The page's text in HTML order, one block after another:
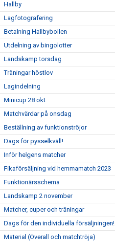
Hallby
Lagfotografering
Betalning Hallbybollen
Utdelning av bingolotter
Landskamp torsdag
Träningar höstlov
Lagindelning
Minicup 28 okt
Matchvärdar på onsdag
Beställning av funktionströjor
Dags för pysselkväll!
Inför helgens matcher
Fikaförsäljning vid hemmamatch 2023
Funktionärsschema
Landskamp 2 november
Matcher, cuper och träningar
Dags för den individuella försäljningen!
Material (Overall och matchtröja)